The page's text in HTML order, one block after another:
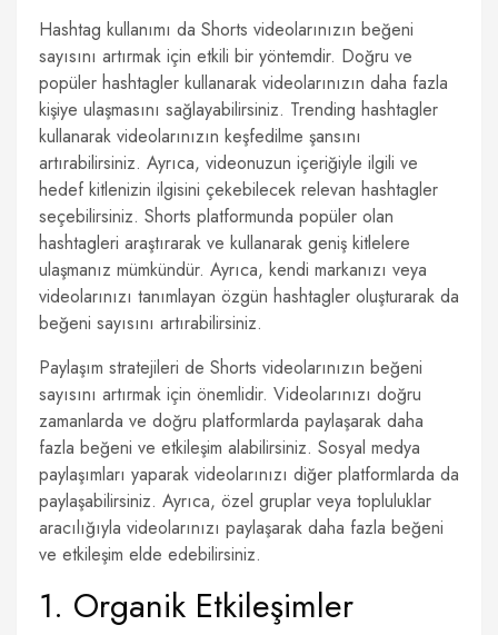
Hashtag kullanımı da Shorts videolarınızın beğeni
sayısını artırmak için etkili bir yöntemdir. Doğru ve
popüler hashtagler kullanarak videolarınızın daha fazla
kişiye ulaşmasını sağlayabilirsiniz. Trending hashtagler
kullanarak videolarınızın keşfedilme şansını
artırabilirsiniz. Ayrıca, videonuzun içeriğiyle ilgili ve
hedef kitlenizin ilgisini çekebilecek relevan hashtagler
seçebilirsiniz. Shorts platformunda popüler olan
hashtagleri araştırarak ve kullanarak geniş kitlelere
ulaşmanız mümkündür. Ayrıca, kendi markanızı veya
videolarınızı tanımlayan özgün hashtagler oluşturarak da
beğeni sayısını artırabilirsiniz.
Paylaşım stratejileri de Shorts videolarınızın beğeni
sayısını artırmak için önemlidir. Videolarınızı doğru
zamanlarda ve doğru platformlarda paylaşarak daha
fazla beğeni ve etkileşim alabilirsiniz. Sosyal medya
paylaşımları yaparak videolarınızı diğer platformlarda da
paylaşabilirsiniz. Ayrıca, özel gruplar veya topluluklar
aracılığıyla videolarınızı paylaşarak daha fazla beğeni
ve etkileşim elde edebilirsiniz.
1. Organik Etkileşimler